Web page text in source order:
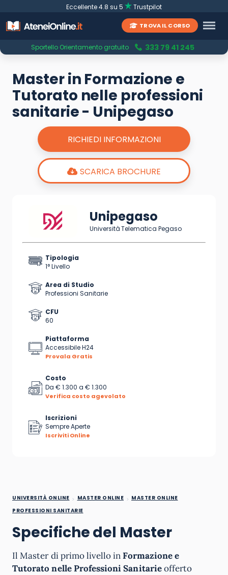
Eccellente 4.8 su 5 Trustpilot
TROVA IL CORSO
Sportello Orientamento gratuito 333 79 41 245
Master in Formazione e
Tutorato nelle professioni
sanitarie - Unipegaso
RICHIEDI INFORMAZIONI
SCARICA BROCHURE
Unipegaso
Università Telematica Pegaso
Tipologia
1° Livello
Area di Studio
Professioni Sanitarie
CFU
60
Piattaforma
Accessibile H24
Provala Gratis
Costo
Da € 1.300 a € 1.300
Verifica costo agevolato
Iscrizioni
Sempre Aperte
Iscriviti Online
UNIVERSITÀ ONLINE MASTER ONLINE
MASTER ONLINE
PROFESSIONI SANITARIE
Specifiche del Master
Il Master di primo livello inFormazione e
Tutorato nelle Professioni Sanitarieofferto